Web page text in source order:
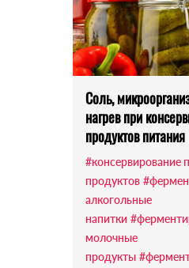
Соль,
нагрев при
продуктов питания
#консервирование
продуктов
алкогольные
напитки
молочные
продукты